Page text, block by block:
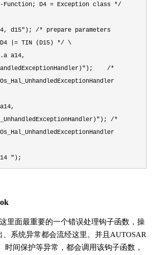
Function; D4 = Exception class */
d15"); /* prepare parameters
|= TIN (D15) */ \
a14,
/*
/*
");
里面最重要的一个错误处理钩子函数，操
、系统异常都会流经这里。并且AUTOSAR
时间保护等异常，都会调用该钩子函数，